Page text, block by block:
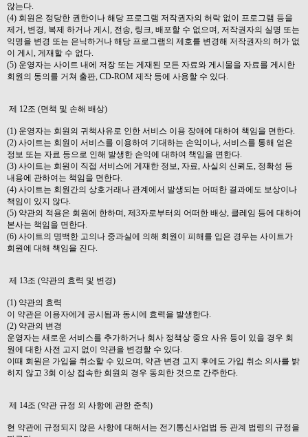
않는다.
(4) 회원은 정당한 권한이나 해당 프로그램 저작권자의 허락 없이 프로그램 등을
제거, 변경, 복제 하거나 게시, 전송, 링크, 배포할 수 없으며, 저작권자의 실명 또는
익명을 변경 또는 은닉하거나 해당 프로그램의 제호를 변경해 저작권자의 허가 없
이 게시, 게재할 수 없다.
(5) 운영자는 사이트 내에 저장 또는 게재된 모든 자료와 게시물을 자료를 게시한
회원의 동의를 거쳐 출판, CD-ROM 제작 등에 사용할 수 있다.
제 12조 (면책 및 손해 배상)
(1) 운영자는 회원의 귀책사유로 인한 서비스 이용 장애에 대하여 책임을 면한다.
(2) 사이트는 회원이 서비스를 이용하여 기대하는 손익이나, 서비스를 통해 얻은
정보 또는 자료 등으로 인해 발생한 손익에 대하여 책임을 면한다.
(3) 사이트는 회원이 직접 서비스에 게재한 정보, 자료, 사실의 신뢰도, 정확성 등
내용에 관하여는 책임을 면한다.
(4) 사이트는 회원간의 상호거래나 관계에서 발생되는 어떠한 결과에도 보상이나
책임이 있지 않다.
(5) 약관의 적용은 회원에 한하며, 제3자로부터의 어떠한 배상, 클레임 등에 대하여
본사는 책임을 면한다.
(6) 사이트의 명백한 고의나 중과실에 의해 회원이 피해를 입은 경우는 사이트가
회원에 대해 책임을 진다.
제 13조 (약관의 효력 및 변경)
(1) 약관의 효력
이 약관은 이용자에게 공시됨과 동시에 효력을 발생한다.
(2) 약관의 변경
운영자는 새로운 서비스를 추가하거나 회사 정책상 중요 사유 등이 있을 경우 회
원에 대한 사전 고지 없이 약관을 변경할 수 있다.
이때 회원은 가입을 취소할 수 있으며, 약관 변경 고지 후에도 가입 취소 의사를 밝
히지 않고 3회 이상 접속한 회원의 경우 동의한 것으로 간주한다.
제 14조 (약관 규정 외 사항에 관한 준칙)
현 약관에 규정되지 않은 사항에 대해서는 전기통신사업법 등 관계 법령의 규정을